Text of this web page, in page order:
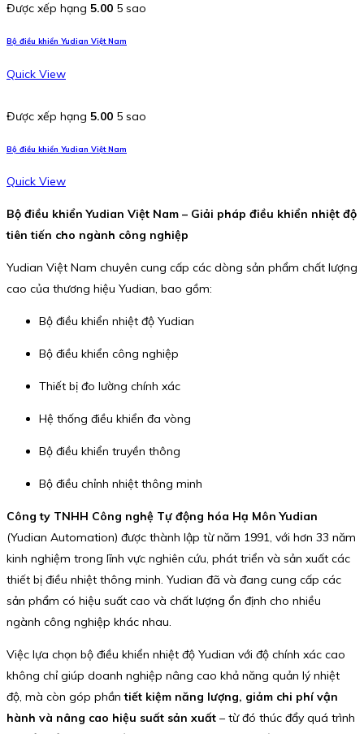
Được xếp hạng 5.00 5 sao
Bộ điều khiển Yudian Việt Nam
Quick View
Được xếp hạng 5.00 5 sao
Bộ điều khiển Yudian Việt Nam
Quick View
Bộ điều khiển Yudian Việt Nam – Giải pháp điều khiển nhiệt độ
tiên tiến cho ngành công nghiệp
Yudian Việt Nam chuyên cung cấp các dòng sản phẩm chất lượng
cao của thương hiệu Yudian, bao gồm:
Bộ điều khiển nhiệt độ Yudian
Bộ điều khiển công nghiệp
Thiết bị đo lường chính xác
Hệ thống điều khiển đa vòng
Bộ điều khiển truyền thông
Bộ điều chỉnh nhiệt thông minh
Công ty TNHH Công nghệ Tự động hóa Hạ Môn Yudian
(Yudian Automation) được thành lập từ năm 1991, với hơn 33 năm
kinh nghiệm trong lĩnh vực nghiên cứu, phát triển và sản xuất các
thiết bị điều nhiệt thông minh. Yudian đã và đang cung cấp các
sản phẩm có hiệu suất cao và chất lượng ổn định cho nhiều
ngành công nghiệp khác nhau.
Việc lựa chọn bộ điều khiển nhiệt độ Yudian với độ chính xác cao
không chỉ giúp doanh nghiệp nâng cao khả năng quản lý nhiệt
độ, mà còn góp phầntiết kiệm năng lượng, giảm chi phí vận
hành và nâng cao hiệu suất sản xuất – từ đó thúc đẩy quá trình